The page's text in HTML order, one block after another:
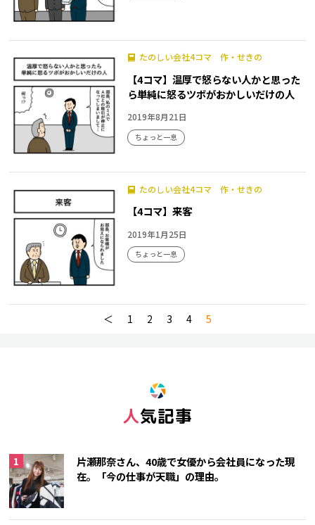
たのしい会社4コマ 作・せきの
【4コマ】温厚で怒らない人かと思った
ら単純に怒るツボがおかしいだけの人
2019年8月21日
ちょっと一息
たのしい会社4コマ 作・せきの
【4コマ】来客
2019年1月25日
ちょっと一息
＜ 1 2 3 4 5
人気記事
片瀬那奈さん、40歳で女優から会社員になった現
在。「今の仕事が天職」の理由。